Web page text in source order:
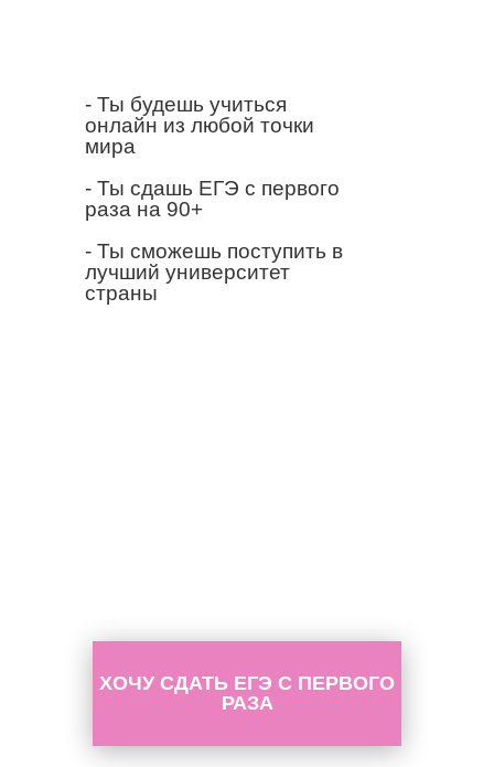
- Ты будешь учиться
онлайн из любой точки
мира
- Ты сдашь ЕГЭ с первого
раза на 90+
- Ты сможешь поступить в
лучший университет
страны
ХОЧУ СДАТЬ ЕГЭ С ПЕРВОГО
РАЗА